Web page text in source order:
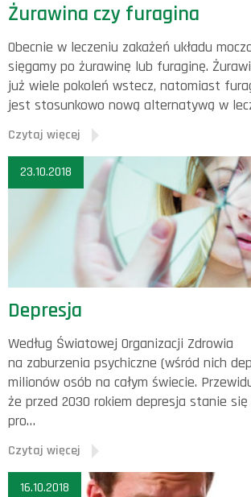
Żurawina czy furagina
Obecnie w leczeniu zakażeń układu
sięgamy po żurawinę lub furaginę.
już wiele pokoleń wstecz, natomiast
jest stosunkowo nową alternatywą w
Czytaj więcej
23.10.2018
Depresja
Według Światowej Organizacji Zdrowia
na zaburzenia psychiczne (wśród nich
milionów osób na całym świecie.
że przed 2030 rokiem depresja stanie
pro…
Czytaj więcej
16.10.2018